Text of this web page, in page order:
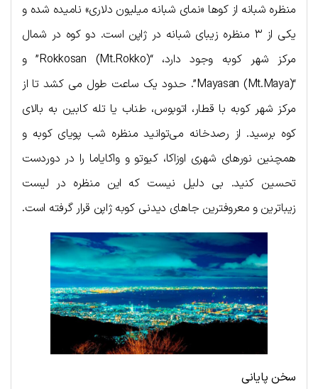
منظره شبانه از کو‌ها «نمای شبانه میلیون دلاری» نامیده شده و
یکی از ۳ منظره زیبای شبانه در ژاپن است. دو کوه در شمال
مرکز شهر کوبه وجود دارد، “Rokkosan (Mt.Rokko)” و
“Mayasan (Mt.Maya)”. حدود یک ساعت طول می کشد تا از
مرکز شهر کوبه با قطار، اتوبوس، طناب یا تله کابین به بالای
کوه برسید. از رصدخانه می‌توانید منظره شب پویای کوبه و
همچنین نورهای شهری اوزاکا، کیوتو و واکایاما را در دوردست
تحسین کنید. بی دلیل نیست که این منظره در لیست
زیباترین و معروفترین جاهای دیدنی کوبه ژاپن قرار گرفته است.
سخن پایانی